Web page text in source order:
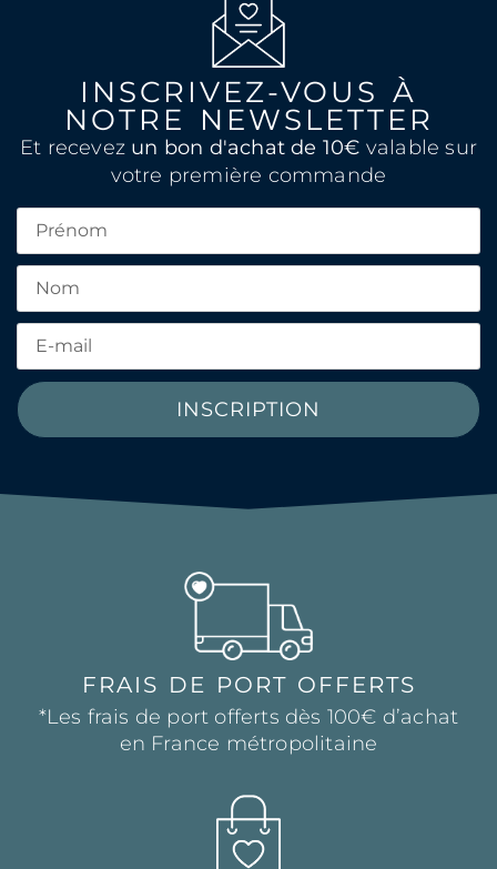
INSCRIVEZ-VOUS À
NOTRE NEWSLETTER
Et recevez un bon d'achat de 10€ valable sur
votre première commande
INSCRIPTION
FRAIS DE PORT OFFERTS
*Les frais de port offerts dès 100€ d’achat
en France métropolitaine